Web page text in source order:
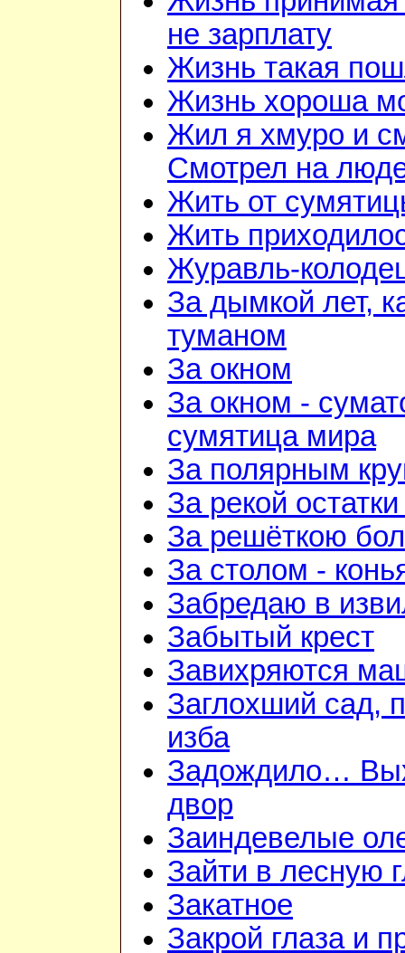
не зарплату
Жизнь такая
Жизнь хороша
Жил я хмуро и
Смотрел на
Жить от
Жить
Журавль-
За дымкой лет,
туманом
За окном
За окном -
сумятица мира
За полярным
За рекой
За решёткою
За столом -
Забредаю в
Забытый крест
Завихряются
Заглохший сад,
изба
Задождило…
двор
Заиндевелые
Зайти в лесную
Закатное
Закрой глаза и